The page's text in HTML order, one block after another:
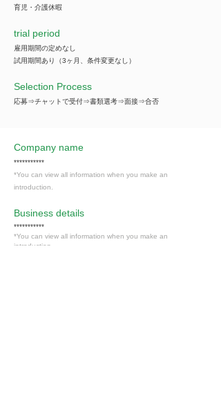
育児・介護休暇
trial period
雇用期間の定めなし
試用期間あり（3ヶ月、条件変更なし）
Selection Process
応募⇒チャットで受付⇒書類選考⇒面接⇒合否
Company name
***********
*You can view all information when you make an
introduction.
​Business details
***********
*You can view all information when you make an
introduction.